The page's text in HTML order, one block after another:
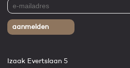
aanmelden
Izaak Evertslaan 5